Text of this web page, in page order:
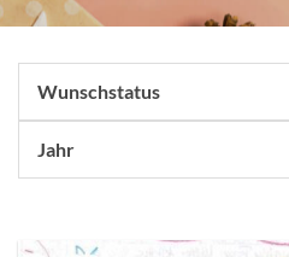
Wunschstatus
Jahr